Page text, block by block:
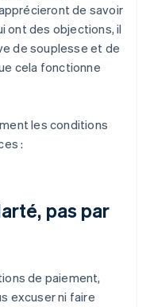
de savoir
ont des objections, il
de souplesse et de
cela fonctionne
les conditions
:
pas par
de paiement,
excuser ni faire